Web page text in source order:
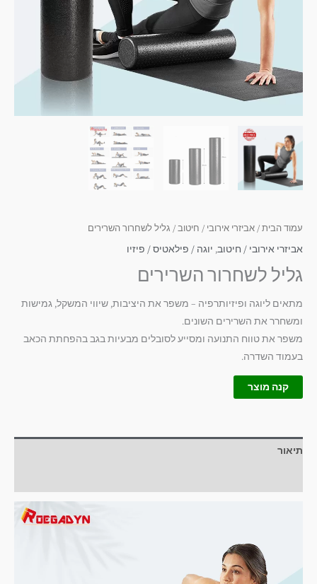
עמוד הבית/ אביזרי אירובי / חיטוב/ גליל לשחרור השרירים
אביזרי אירובי / חיטוב, יוגה / פילאטיס / פיזיו
גליל לשחרור השרירים
מתאים ליוגה ופיזיותרפיה – משפר את היציבות, שיווי המשקל, גמישות
ומשחרר את השרירים השונים.
משפר את טווח התנועה ומסייע לסובלים מבעיות בגב בהפחתת הכאב
בעמוד השדרה.
קנה מוצר
תיאור